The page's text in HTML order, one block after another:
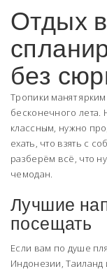
Отдых
без
Тропики манят
бесконечного лета.
классным, нужно
ехать, что взять с
разберём всё, что
чемодан.
Лучшие
посещать
Если вам по душе
Индонезии,